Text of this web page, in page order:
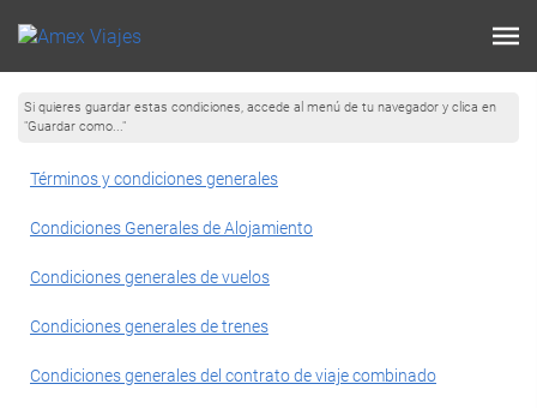
Si quieres guardar estas condiciones, accede al menú de tu navegador y clica en
"Guardar como..."
Términos y condiciones generales
Condiciones Generales de Alojamiento
Condiciones generales de vuelos
Condiciones generales de trenes
Condiciones generales del contrato de viaje combinado